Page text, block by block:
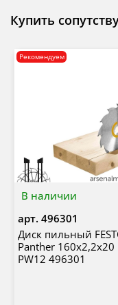
Купить
В наличии
Рекомендуем
арт. 496301
Диск пильный
Panther 160x2,2x20
PW12 496301